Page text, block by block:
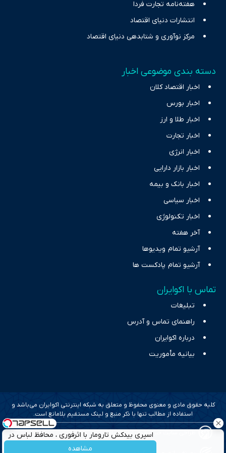
اسپری بیدکش تارومار با اثرفوری ، محافظ لباس در
مقابل بید
مشاهده
هفته‌نامه تجارت فردا
انتشارات دنیای اقتصاد
مرکز نوآوری و شتابدهی دنیای اقتصاد
دسته بندی موضوعی اخبار
اخبار اقتصاد کلان
اخبار بورس
اخبار طلا و ارز
اخبار تجارت
اخبار انرژی
اخبار بازار دارایی
اخبار بانک و بیمه
اخبار سیاسی
اخبار تکنولوژی
آخر هفته
آرشیو تمام ویدیوها
آرشیو تمام پادکست ها
تماس با اکوایران
تبلیغات
راهنمای تماس و آدرس
درباره اکوایران
بیانیه مأموریت
کلیه حقوق مادی و معنوی محفوظ و متعلق به شبکه اینترنتی اکوایران می‌باشد و
استفاده از مطالب تنها با ذکر منبع و لینک مستقیم بلامانع است.
طراحی سایت خبری و خبرگزاری آسام